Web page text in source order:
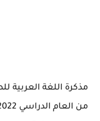
مذكرة اللغة العربية